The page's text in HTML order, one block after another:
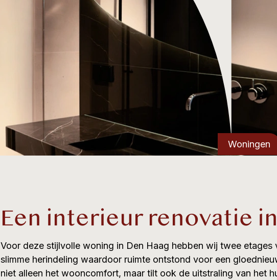
Woningen
Een interieur renovatie
Voor deze stijlvolle woning in Den Haag hebben wij twee etages
slimme herindeling waardoor ruimte ontstond voor een
niet alleen het wooncomfort, maar tilt ook de uitstraling van het